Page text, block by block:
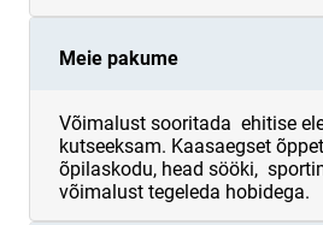
Meie pakume
Võimalust sooritada ehitise
kutseeksam. Kaasaegset
õpilaskodu, head sööki,
võimalust tegeleda hobidega.